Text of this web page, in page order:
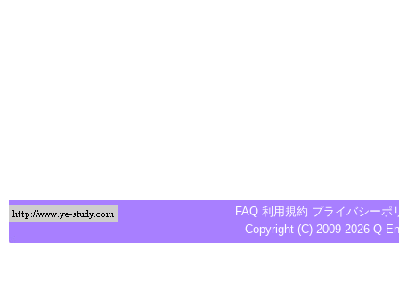
FAQ 利用規約 プライバシーポ
Copyright (C) 2009-2026 Q-